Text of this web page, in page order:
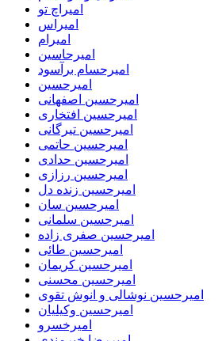
امیراچ تو
امیراس
امیرام
امیرحاسین
امیرحسام برآسود
امیرحسین
امیرحسین اصفهانی
امیرحسین افتخاری
امیرحسین تیرگانی
امیرحسین حاتمی
امیرحسین حدادی
امیرحسین رزازی
امیرحسین زنده دل
امیرحسین سان
امیرحسین سلمانی
امیرحسین صفری زاده
امیرحسین طائی
امیرحسین کریمان
امیرحسین محسنی
امیرحسین نوشالی و انوش تقوی
امیرحسین وکیلیان
امیرخسرو